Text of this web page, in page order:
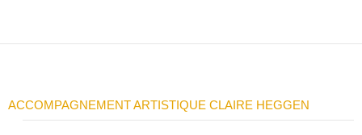
ACCOMPAGNEMENT ARTISTIQUE CLAIRE HEGGEN